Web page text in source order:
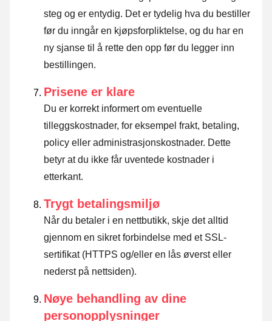
steg og er entydig. Det er tydelig hva du bestiller
før du inngår en kjøpsforpliktelse, og du har en
ny sjanse til å rette den opp før du legger inn
bestillingen.
Prisene er klare
Du er korrekt informert om eventuelle
tilleggskostnader, for eksempel frakt, betaling,
policy eller administrasjonskostnader. Dette
betyr at du ikke får uventede kostnader i
etterkant.
Trygt betalingsmiljø
Når du betaler i en nettbutikk, skje det alltid
gjennom en sikret forbindelse med et SSL-
sertifikat (HTTPS og/eller en lås øverst eller
nederst på nettsiden).
Nøye behandling av dine
personopplysninger